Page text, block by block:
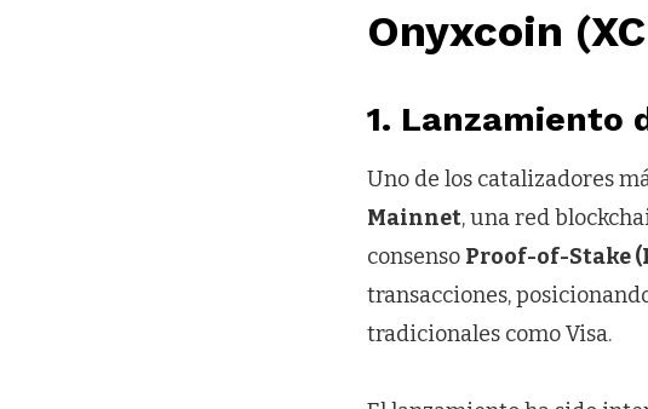
Onyxcoin
1. Lanzamiento
Uno de los catalizadores
Mainnet, una red
consenso Proof-of-Stake
transacciones,
tradicionales como Visa.